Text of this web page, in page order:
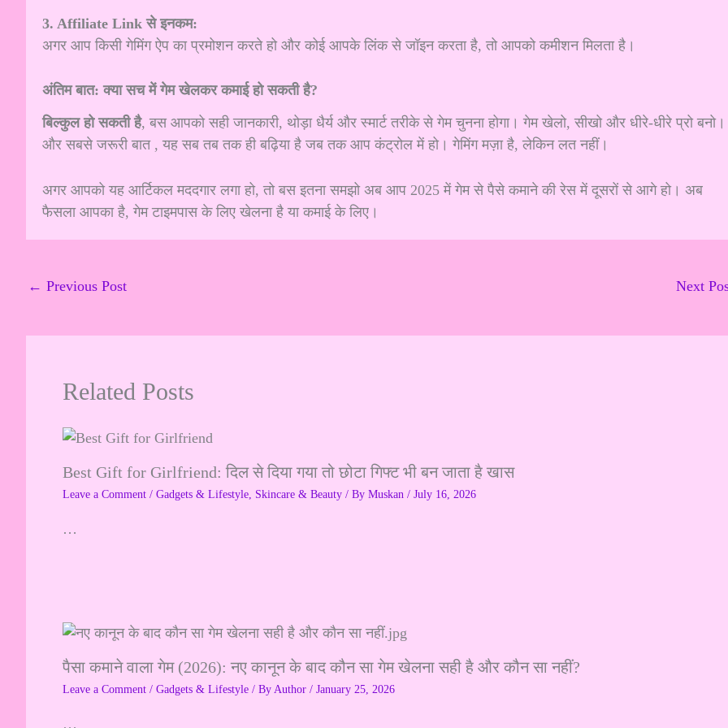
3. Affiliate Link से इनकम:
अगर आप किसी गेमिंग ऐप का प्रमोशन करते हो और कोई आपके लिंक से जॉइन करता है, तो आपको कमीशन मिलता है।
अंतिम बात: क्या सच में गेम खेलकर कमाई हो सकती है?
बिल्कुल हो सकती है, बस आपको सही जानकारी, थोड़ा धैर्य और स्मार्ट तरीके से गेम चुनना होगा। गेम खेलो, सीखो और धीरे-धीरे प्रो बनो।
और सबसे जरूरी बात , यह सब तब तक ही बढ़िया है जब तक आप कंट्रोल में हो। गेमिंग मज़ा है, लेकिन लत नहीं।
अगर आपको यह आर्टिकल मददगार लगा हो, तो बस इतना समझो अब आप 2025 में गेम से पैसे कमाने की रेस में दूसरों से आगे हो। अब
फैसला आपका है, गेम टाइमपास के लिए खेलना है या कमाई के लिए।
← Previous Post Next
Related Posts
Best Gift for Girlfriend: दिल से दिया गया तो छोटा गिफ्ट भी बन जाता है खास
Leave a Comment / Gadgets & Lifestyle Skincare & Beauty / By Muskan / July 16, 2026
…
पैसा कमाने वाला गेम (2026): नए कानून के बाद कौन सा गेम खेलना सही है और कौन सा नहीं?
Leave a Comment / Gadgets & Lifestyle / By Author / January 25, 2026
…